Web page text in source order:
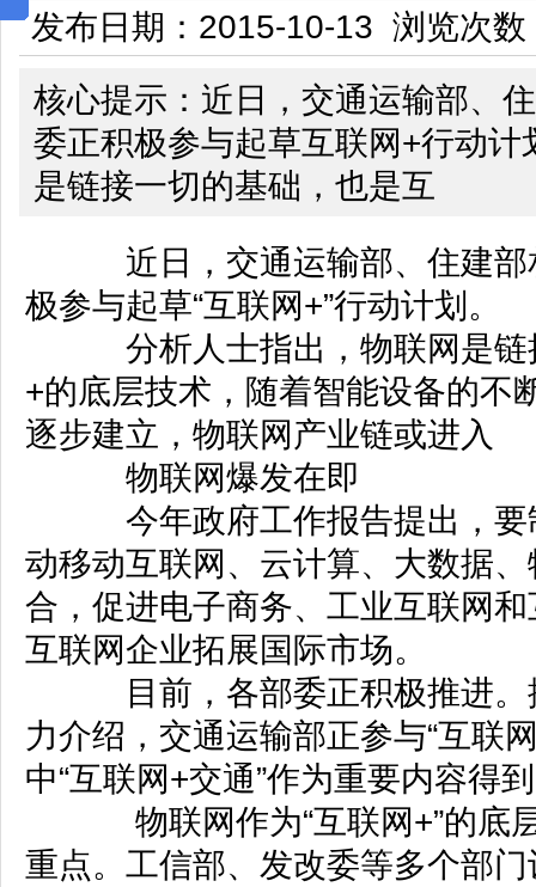
发布日期：2015-10-13 浏览次数
核心提示：近日，交通运输部、
委正积极参与起草互联网+行动
是链接一切的基础，也是互
近日，交通运输部、住建部
极参与起草“互联网+”行动计划。
分析人士指出，物联网是链
+的底层技术，随着智能设备的不
逐步建立，物联网产业链或进入
物联网爆发在即
今年政府工作报告提出，要
动移动互联网、云计算、大数据
合，促进电子商务、工业互联网
互联网企业拓展国际市场。
目前，各部委正积极推进。
力介绍，交通运输部正参与“互联
中“互联网+交通”作为重要内容得
物联网作为“互联网+”的底
重点。工信部、发改委等多个部